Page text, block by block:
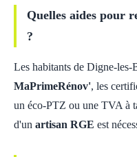
Quelles aides pour
?
Les habitants de Digne-les-
MaPrimeRénov', les
un éco-PTZ ou une TVA à
d'un artisan RGE est